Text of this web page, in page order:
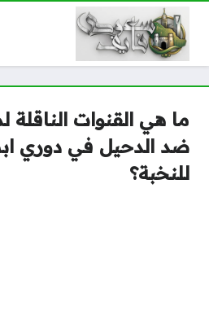
ما هي القنوات الناقلة
ضد الدحيل في دوري
للنخبة؟